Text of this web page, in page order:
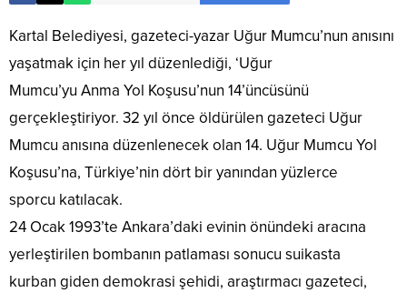
Kartal Belediyesi, gazeteci-yazar Uğur Mumcu’nun anısını
yaşatmak için her yıl düzenlediği, ‘Uğur
Mumcu’yu Anma Yol Koşusu’nun 14’üncüsünü
gerçekleştiriyor. 32 yıl önce öldürülen gazeteci Uğur
Mumcu anısına düzenlenecek olan 14. Uğur Mumcu Yol
Koşusu’na, Türkiye’nin dört bir yanından yüzlerce
sporcu katılacak.
24 Ocak 1993’te Ankara’daki evinin önündeki aracına
yerleştirilen bombanın patlaması sonucu suikasta
kurban giden demokrasi şehidi, araştırmacı gazeteci,